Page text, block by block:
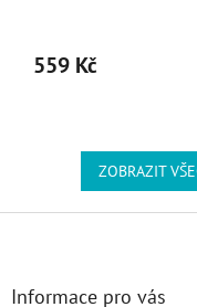
559 Kč
ZOBRAZIT
Informace pro vás